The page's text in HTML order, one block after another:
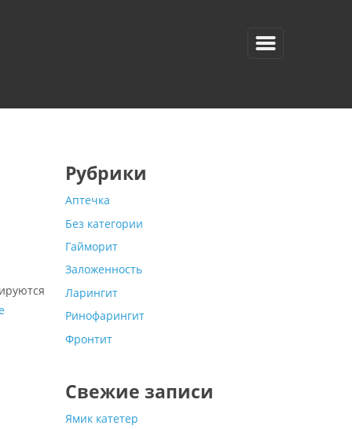
Рубрики
Аптечка
Без категории
Гайморит
Заложенность
Ларингит
Ринофарингит
Фронтит
Свежие записи
Ямик катетер